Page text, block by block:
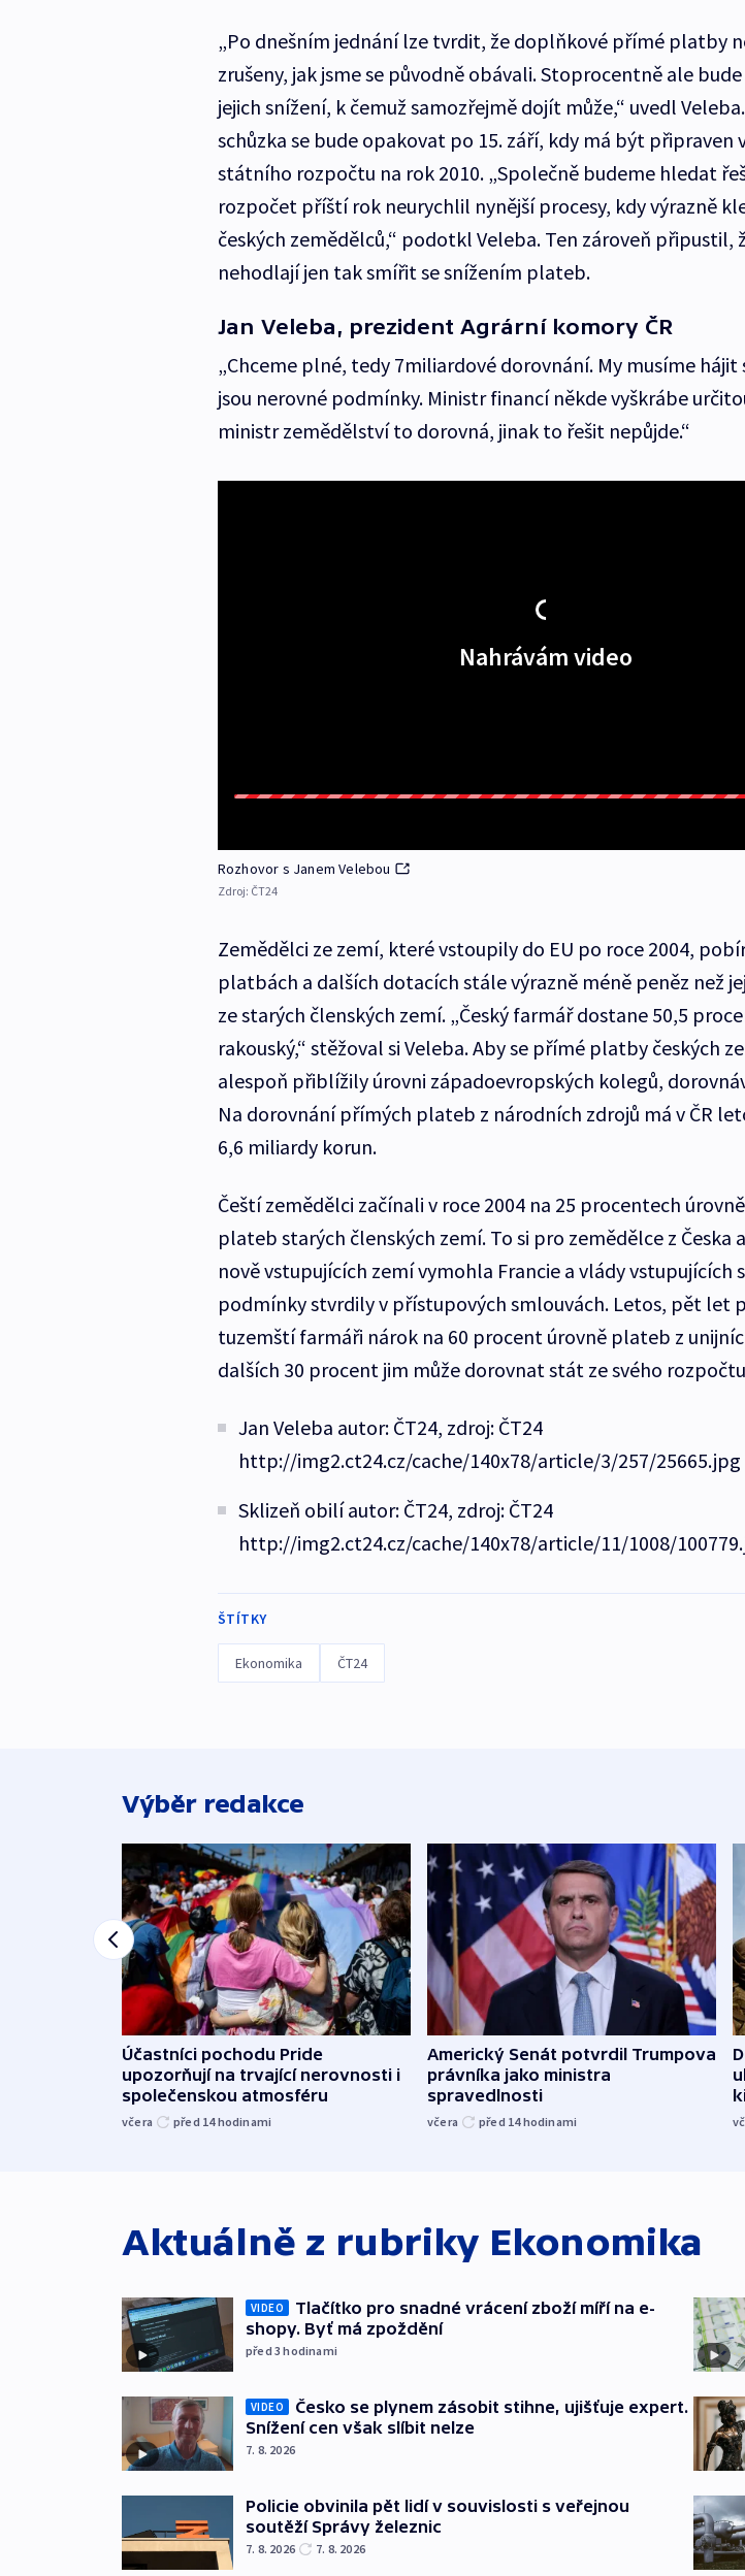
„Po dnešním jednání lze tvrdit, že doplňkové přímé platby
zrušeny, jak jsme se původně obávali. Stoprocentně ale
jejich snížení, k čemuž samozřejmě dojít může,“ uvedl
schůzka se bude opakovat po 15. září, kdy má být připraven
státního rozpočtu na rok 2010. „Společně budeme hledat
rozpočet příští rok neurychlil nynější procesy, kdy výrazně
českých zemědělců,“ podotkl Veleba. Ten zároveň připustil,
nehodlají jen tak smířit se snížením plateb.
Jan Veleba, prezident Agrární komory ČR
„Chceme plné, tedy 7miliardové dorovnání. My musíme hájit
jsou nerovné podmínky. Ministr financí někde vyškrábe
ministr zemědělství to dorovná, jinak to řešit nepůjde.“
Nahrávám video
Rozhovor s Janem Velebou
Zdroj: ČT24
Zemědělci ze zemí, které vstoupily do EU po roce 2004,
platbách a dalších dotacích stále výrazně méně peněz než
ze starých členských zemí. „Český farmář dostane 50,5
rakouský,“ stěžoval si Veleba. Aby se přímé platby českých
alespoň přiblížily úrovni západoevropských kolegů,
Na dorovnání přímých plateb z národních zdrojů má v ČR
6,6 miliardy korun.
Čeští zemědělci začínali v roce 2004 na 25 procentech
plateb starých členských zemí. To si pro zemědělce z Česka
nově vstupujících zemí vymohla Francie a vlády vstupujících
podmínky stvrdily v přístupových smlouvách. Letos, pět let
tuzemští farmáři nárok na 60 procent úrovně plateb z
dalších 30 procent jim může dorovnat stát ze svého
Jan Veleba autor: ČT24, zdroj: ČT24
http://img2.ct24.cz/cache/140x78/article/3/257/25665.jpg
Sklizeň obilí autor: ČT24, zdroj: ČT24
http://img2.ct24.cz/cache/140x78/article/11/1008/
ŠTÍTKY
Ekonomika ČT24
Výběr redakce
Účastníci pochodu Pride
upozorňují na trvající nerovnosti i
společenskou atmosféru
včera před 14hodinami
Americký Senát potvrdil Trumpova
právníka jako ministra
spravedlnosti
včera před 14hodinami
Aktuálně z rubriky Ekonomika
VIDEO
Tlačítko pro snadné vrácení zboží míří na e-
shopy. Byť má zpoždění
před 3hodinami
VIDEO
Česko se plynem zásobit stihne, ujišťuje expert.
Snížení cen však slíbit nelze
7. 8. 2026
Policie obvinila pět lidí v souvislosti s veřejnou
soutěží Správy železnic
7. 8. 2026 7. 8. 2026